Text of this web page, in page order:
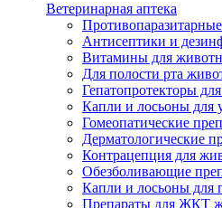
Ветеринарная аптека
Антисептики и
Витамины для
Для полости рта
Гепатопротекторы
Капли и лосьоны для
Гомеопатические
Дерматологические
Контрацепция для
Обезболивающие
Капли и лосьоны для
Препараты для ЖКТ